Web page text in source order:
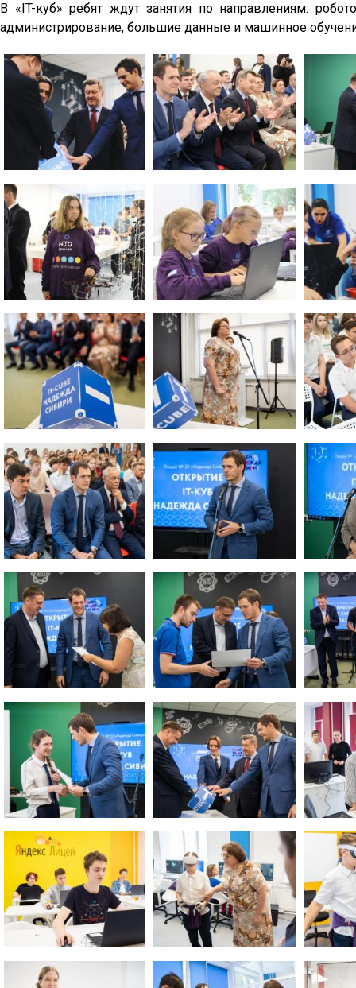
В «IT-куб» ребят ждут занятия по направлениям:
администрирование, большие данные и машинное